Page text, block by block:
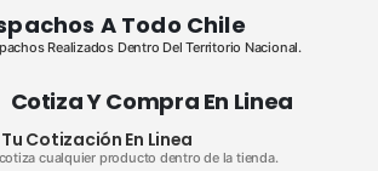
A Todo Chile
Realizados Dentro Del Territorio Nacional.
Cotiza Y Compra En Linea
Cotización En Linea
cualquier producto dentro de la tienda.